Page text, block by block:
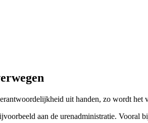
uit handen, zo wordt
aan de urenadministratie. Vooral